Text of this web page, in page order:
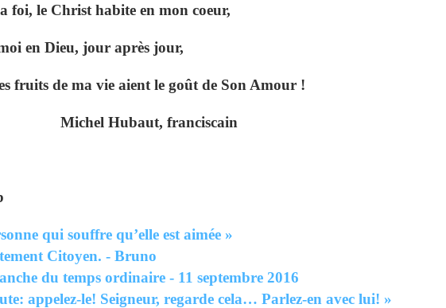
foi, le Christ habite en mon coeur,
en Dieu, jour après jour,
fruits de ma vie aient le goût de Son Amour !
Michel Hubaut, franciscain
qui souffre qu’elle est aimée »
Citoyen. - Bruno
du temps ordinaire - 11 septembre 2016
appelez-le! Seigneur, regarde cela… Parlez-en avec lui! »